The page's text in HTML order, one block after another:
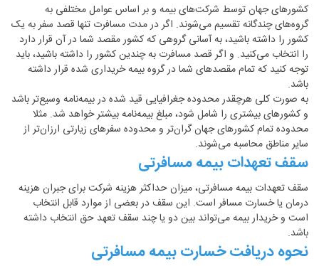
کشورهای جهان توسط شرکت‌های بیمه و بر اساس عوامل مختلفی به
گروه‌های چندگانه تقسیم می‌شوند. اگر در مدت مسافرت تنها قصد سفر به یک
کشور را داشته باشید، به آسانی گروهی که کشور مقصد شما در آن قرار دارد
را انتخاب می‌کنید. و اگر قصد مسافرت به چندین کشور را داشته باشید، باید
توجه کنید که تمام مقصدهای شما در گروه بیمه خریداری شده قرار داشته
باشد.
به صورت کلی هرچقدر محدوده جغرافیایی قید شده در بیمه‌نامه وسیع‌تر باشد
و کشورهای بیشتری را شامل شود، مبلغ بیمه‌نامه بیشتر خواهد شد. مثلا
محدوده تمام کشورهای جهان گران‌تر و محدوده سفرهای زیارتی ارزان‌تر از
سایر مناطق محاسبه می‌شوند.
سقف تعهدات بیمه مسافرتی
سقف تعهدات بیمه مسافرتی، میزان حداکثر هزینه شرکت برای جبران هزینه
درمان یا خسارت مسافر است. این سقف در بعضی از موارد قابل انتخاب
است و خریدار بیمه می‌تواند بین دو یا چند سقف تعهد حق انتخاب داشته
باشد.
نحوه دریافت خسارت بیمه مسافرتی